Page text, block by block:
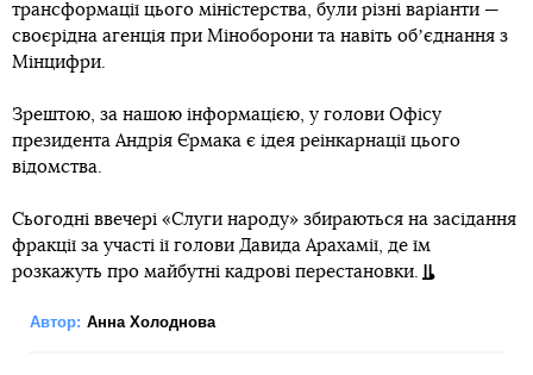
трансформації цього міністерства, були різні варіанти —
своєрідна агенція при Міноборони та навіть обʼєднання з
Мінцифри.
Зрештою, за нашою інформацією, у голови Офісу
президента Андрія Єрмака є ідея реінкарнації цього
відомства.
Сьогодні ввечері «Слуги народу» збираються на засідання
фракції за участі ії голови Давида Арахамії, де їм
розкажуть про майбутні кадрові перестановки.
Автор: Анна Холоднова